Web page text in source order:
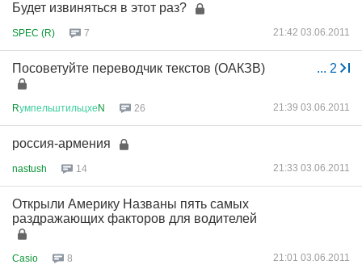
Будет извиняться в этот раз?
SPEC (R) 7 21:42 03.06.2011
... 2
Посоветуйте переводчик текстов (ОАКЗВ)
RумпельштильцхеN 26 21:39 03.06.2011
россия-армения
nastush 14 21:33 03.06.2011
Открыли Америку Названы пять самых
раздражающих факторов для водителей
Casio 8 21:01 03.06.2011